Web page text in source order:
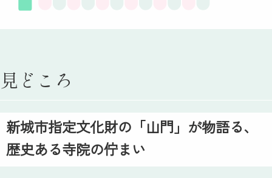
見どころ
新城市指定文化財の「山門」が物語る、
歴史ある寺院の佇まい